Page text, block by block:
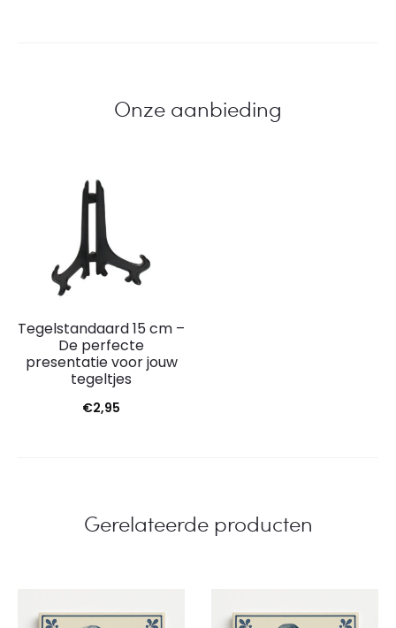
Onze aanbieding
Tegelstandaard 15 cm –
De perfecte
presentatie voor jouw
tegeltjes
€2,95
Gerelateerde producten